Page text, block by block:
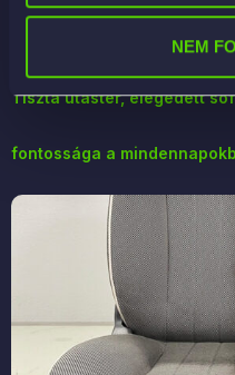
NEM
alapos mosást. Ez a
Tiszta utastér, elégedett
fontossága a